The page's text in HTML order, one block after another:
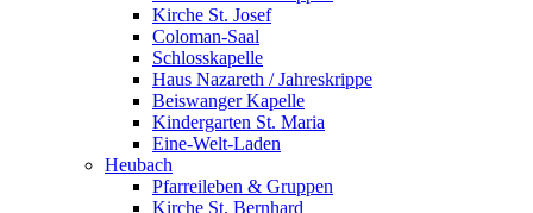
Kirche St. Josef
Coloman-Saal
Schlosskapelle
Haus Nazareth / Jahreskrippe
Beiswanger Kapelle
Kindergarten St. Maria
Eine-Welt-Laden
Heubach
Pfarreileben & Gruppen
Kirche St. Bernhard